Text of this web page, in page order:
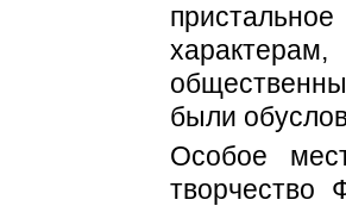
были
Особое
творчество